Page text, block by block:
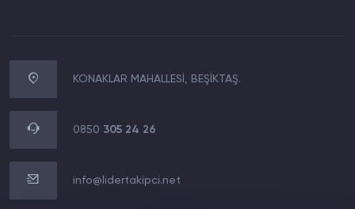
KONAKLAR MAHALLESİ, BEŞİKTAŞ.
0850 305 24 26
info@lidertakipci.net
WhatsApp İletişim
Müşteri Destek Hattı
E-Posta Destek Hattı